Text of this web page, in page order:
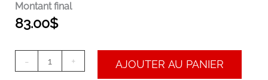
Montant final
83.00$
- + AJOUTER AU PANIER